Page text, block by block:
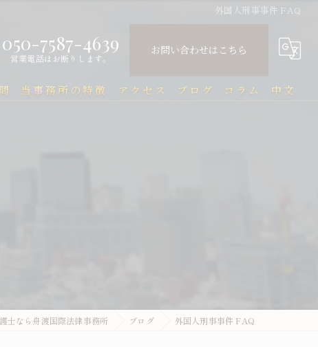
外国人刑事事件 FAQ
050-7587-4639
営業電話はお断りします。
お問い合わせはこちら
当事務所の特徴
外国人刑事・在留Q&A
アクセス ブログ コラム 中文
士なら舟渡国際法律事務所 ブログ 外国人刑事事件 FAQ